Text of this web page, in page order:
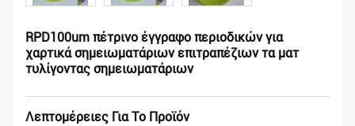
RPD100um πέτρινο έγγραφο περιοδικών για
χαρτικά σημειωματάριων επιτραπέζιων τα ματ
τυλίγοντας σημειωματάριων
Λεπτομέρειες Για Το Προϊόν